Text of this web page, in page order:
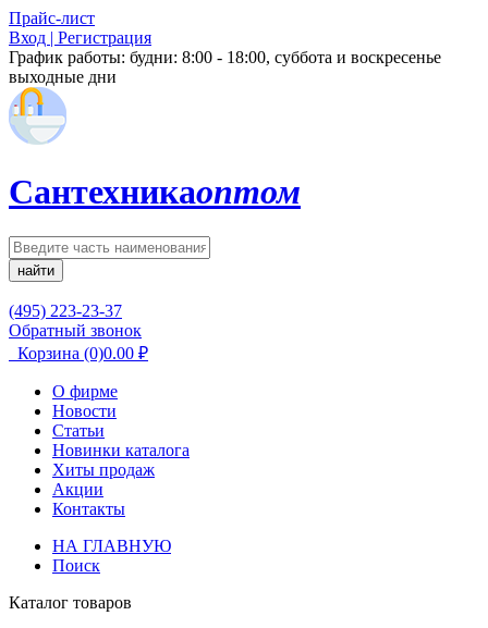
Прайс-лист
Вход | Регистрация
График работы: будни: 8:00 - 18:00, суббота и воскресенье
выходные дни
Сантехникаоптом
найти
(495) 223-23-37
Обратный звонок
Корзина (0)0.00 ₽
О фирме
Новости
Статьи
Новинки каталога
Хиты продаж
Акции
Контакты
НА ГЛАВНУЮ
Поиск
Каталог товаров